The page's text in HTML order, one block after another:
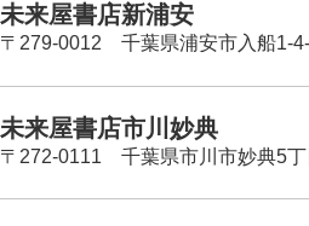
未来屋書店新浦安
〒279-0012 千葉県浦安市入船1-
未来屋書店市川妙典
〒272-0111 千葉県市川市妙典5